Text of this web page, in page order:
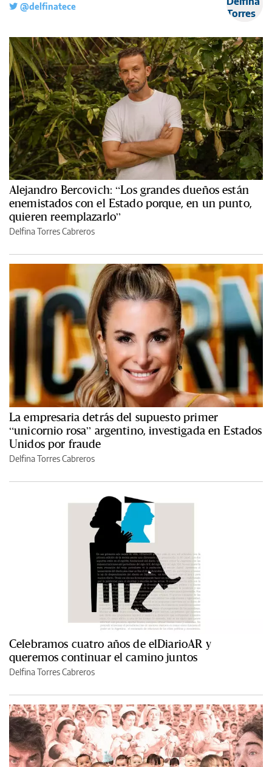
@delfinatece
Alejandro Bercovich: “Los grandes dueños están
enemistados con el Estado porque, en un punto,
quieren reemplazarlo”
Delfina Torres Cabreros
La empresaria detrás del supuesto primer
“unicornio rosa” argentino, investigada en Estados
Unidos por fraude
Delfina Torres Cabreros
Celebramos cuatro años de elDiarioAR y
queremos continuar el camino juntos
Delfina Torres Cabreros